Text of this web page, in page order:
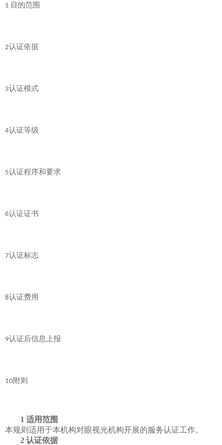
1 目的范围
2认证依据
3认证模式
4认证等级
5认证程序和要求
6认证证书
7认证标志
8认证费用
9认证后信息上报
10附则
1 适用范围
本规则适用于本机构对眼视光机构开展的服务认证工作。
2 认证依据